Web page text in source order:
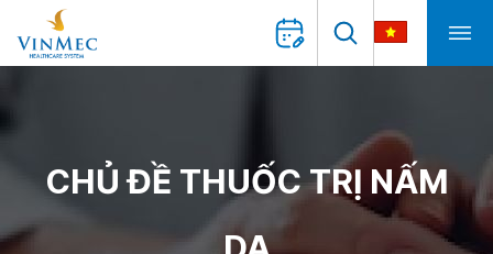
CHỦ ĐỀ THUỐC TRỊ NẤM